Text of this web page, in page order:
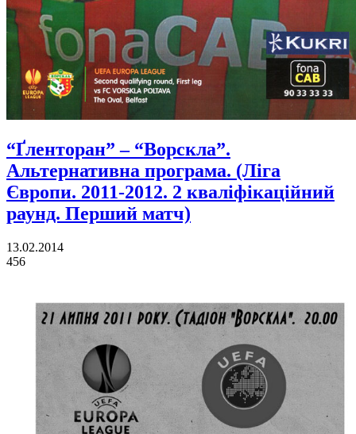
“Ґленторан” – “Ворскла”.
Альтернативна програма. (Ліга
Європи. 2011-2012. 2 кваліфікаційний
раунд. Перший матч)
13.02.2014
456